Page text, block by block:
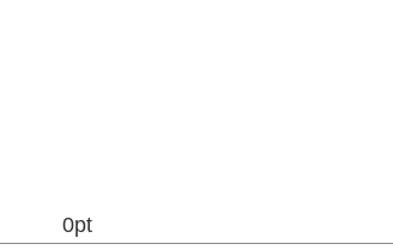
0pt